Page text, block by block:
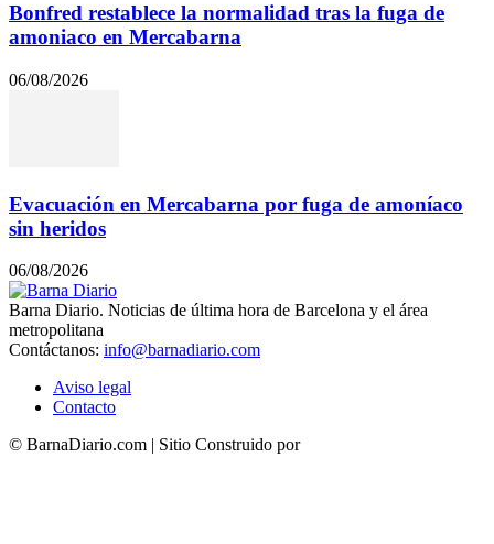
Bonfred restablece la normalidad tras la fuga de
amoniaco en Mercabarna
06/08/2026
Evacuación en Mercabarna por fuga de amoníaco
sin heridos
06/08/2026
Barna Diario. Noticias de última hora de Barcelona y el área
metropolitana
Contáctanos: info@barnadiario.com
Aviso legal
Contacto
© BarnaDiario.com | Sitio Construido por